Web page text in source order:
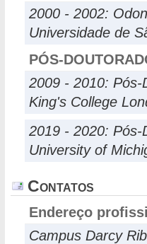
2000 - 2002:
Universidade de
PÓS-
2009 - 2010: Pós-
King's College
2019 - 2020: Pós-
University of
Contatos
Endereço
Campus Darcy